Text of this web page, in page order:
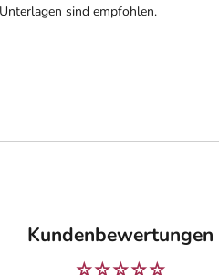
sind empfohlen.
Kundenbewertungen